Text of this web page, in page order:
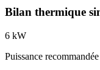
Bilan thermique
6 kW
Puissance recommandée